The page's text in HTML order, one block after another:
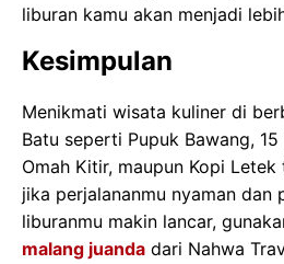
liburan kamu akan menjadi
Kesimpulan
Menikmati wisata kuliner di
Batu seperti Pupuk Bawang,
Omah Kitir, maupun Kopi
jika perjalananmu nyaman dan
liburanmu makin lancar,
malang juanda dari Nahwa